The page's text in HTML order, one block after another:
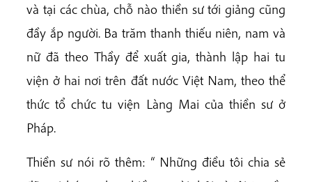
và tại các chùa, chỗ nào thiền sư tới giảng cũng
đầy ắp người. Ba trăm thanh thiếu niên, nam và
nữ đã theo Thầy để xuất gia, thành lập hai tu
viện ở hai nơi trên đất nước Việt Nam, theo thể
thức tổ chức tu viện Làng Mai của thiền sư ở
Pháp.
Thiền sư nói rõ thêm: “ Những điều tôi chia sẻ